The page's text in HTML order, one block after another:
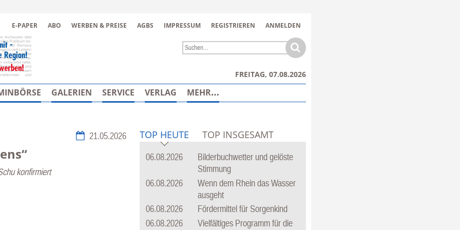
FREITAG, 07.08.2026
E-PAPER ABO WERBEN & PREISE AGBS IMPRESSUM REGISTRIEREN ANMELDEN
21.05.2026
konfirmiert
TOP HEUTE TOP INSGESAMT
06.08.2026
Bilderbuchwetter und gelöste
Stimmung
06.08.2026
Wenn dem Rhein das Wasser
ausgeht
06.08.2026
Fördermittel für Sorgenkind
06.08.2026
Vielfältiges Programm für die
GALERIEN SERVICE VERLAG MEHR…